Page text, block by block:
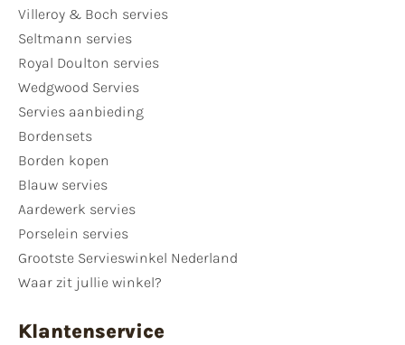
Villeroy & Boch servies
Seltmann servies
Royal Doulton servies
Wedgwood Servies
Servies aanbieding
Bordensets
Borden kopen
Blauw servies
Aardewerk servies
Porselein servies
Grootste Servieswinkel Nederland
Waar zit jullie winkel?
Klantenservice